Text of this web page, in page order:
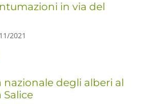
in via del
2021
nazionale degli alberi al
Salice